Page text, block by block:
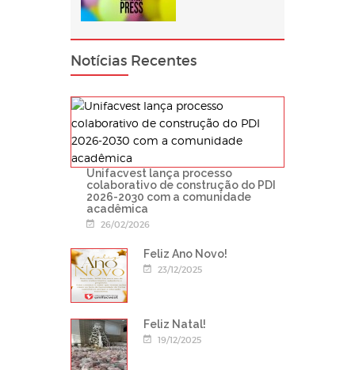
Notícias Recentes
Unifacvest lança processo
colaborativo de construção do PDI
2026-2030 com a comunidade
acadêmica
26/02/2026
Feliz Ano Novo!
23/12/2025
Feliz Natal!
19/12/2025